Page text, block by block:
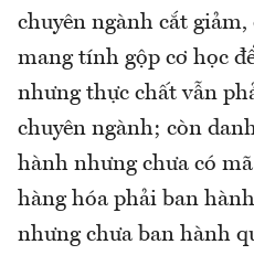
chuyên ngành cắt
mang tính gộp cơ học
nhưng thực chất vẫn
chuyên ngành; còn
hành nhưng chưa có
hàng hóa phải ban
nhưng chưa ban hành